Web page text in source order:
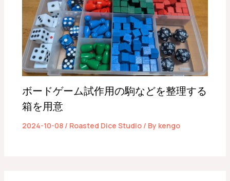
ボードゲーム試作用の駒などを整理する
箱を用意
2024-10-08 / Roasted Dice Studio/ By kengo